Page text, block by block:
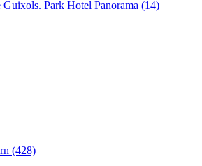
Park Hotel Panorama (14)
(428)